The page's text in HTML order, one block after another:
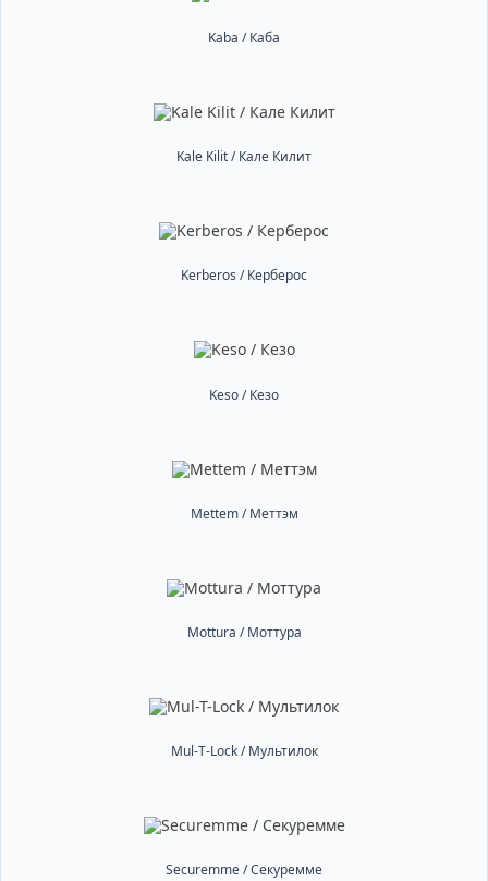
Kaba / Каба
Kale Kilit / Кале Килит
Kerberos / Керберос
Keso / Кезо
Mettem / Меттэм
Mottura / Моттура
Mul-T-Lock / Мультилок
Securemme / Секуремме